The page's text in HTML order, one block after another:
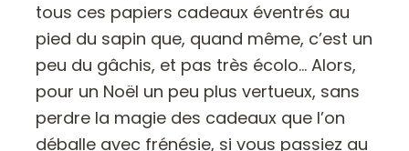
tous ces papiers cadeaux éventrés au
pied du sapin que, quand même, c’est un
peu du gâchis, et pas très écolo… Alors,
pour un Noël un peu plus vertueux, sans
perdre la magie des cadeaux que l’on
déballe avec frénésie, si vous passiez au